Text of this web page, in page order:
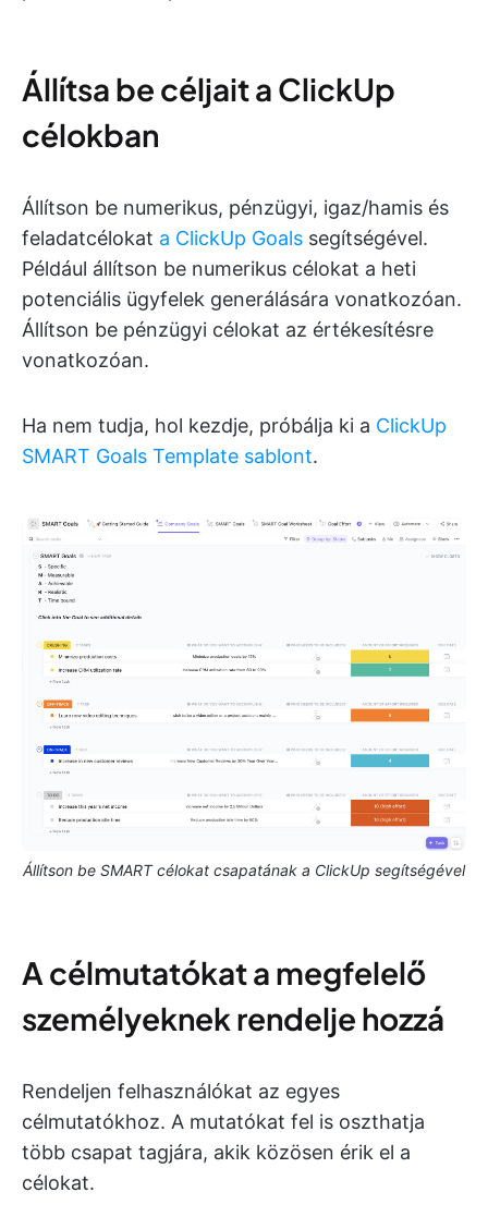
Állítsa be céljait a ClickUp
célokban
Állítson be numerikus, pénzügyi, igaz/hamis és
feladatcélokat a ClickUp Goals segítségével.
Például állítson be numerikus célokat a heti
potenciális ügyfelek generálására vonatkozóan.
Állítson be pénzügyi célokat az értékesítésre
vonatkozóan.
Ha nem tudja, hol kezdje, próbálja ki a ClickUp
SMART Goals Template sablont.
Állítson be SMART célokat csapatának a ClickUp segítségével
A célmutatókat a megfelelő
személyeknek rendelje hozzá
Rendeljen felhasználókat az egyes
célmutatókhoz. A mutatókat fel is oszthatja
több csapat tagjára, akik közösen érik el a
célokat.